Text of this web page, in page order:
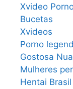
Xvideo
Bucetas
Xvideos
Porno
Gostosa Nua
Mulheres
Hentai Brasil